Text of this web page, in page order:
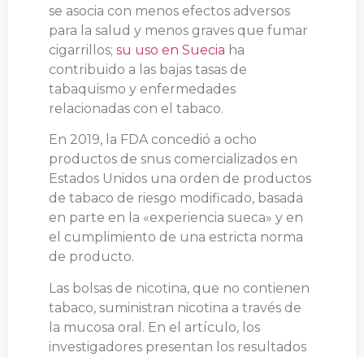
se asocia con menos efectos adversos
para la salud y menos graves que fumar
cigarrillos; su uso en Suecia ha
contribuido a las bajas tasas de
tabaquismo y enfermedades
relacionadas con el tabaco.
En 2019, la FDA concedió a ocho
productos de snus comercializados en
Estados Unidos una orden de productos
de tabaco de riesgo modificado, basada
en parte en la «experiencia sueca» y en
el cumplimiento de una estricta norma
de producto.
Las bolsas de nicotina, que no contienen
tabaco, suministran nicotina a través de
la mucosa oral. En el artículo, los
investigadores presentan los resultados